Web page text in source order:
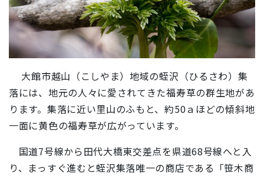
大館市越山（こしやま）地域の蛭沢（ひるさわ）集
落には、地元の人々に愛されてきた福寿草の群生地があ
ります。集落に近い里山のふもと、約50ａほどの傾斜地
一面に黄色の福寿草が広がっています。
国道7号線から田代大橋東交差点を県道68号線へと入
り、まっすぐ進むと蛭沢集落唯一の商店である「笹木商